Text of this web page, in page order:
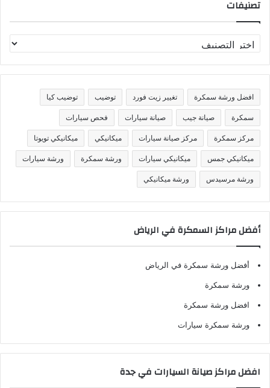
تصنيفات
ص
ن
ف
ا
افضل ورشة سمكرة تغيير زيت فورد توضيب توضيب كيا
سمكرة صيانة جيب صيانة سيارات فحص سيارات
مركز سمكرة مركز صيانة سيارات ميكانيكي ميكانيكي تويوتا
ميكانيكي جمس ميكانيكي سيارات ورشة سمكرة ورشة سيارات
ورشة مرسيدس ورشة ميكانيكي
أفضل مراكز السمكرة في الرياض
أفضل ورشة سمكرة في الرياض
ورشة سمكرة
افضل ورشة سمكرة
ورشة سمكرة سيارات
افضل مراكز صيانة السيارات في جدة